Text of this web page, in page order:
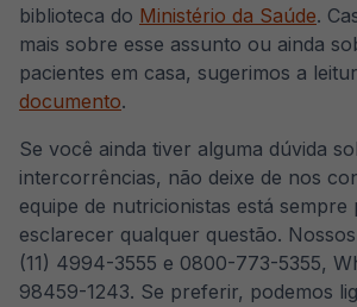
biblioteca do Ministério da Saúde.
mais sobre esse assunto ou ainda
pacientes em casa, sugerimos a
documento.
Se você ainda tiver alguma dúvida
intercorrências, não deixe de nos
equipe de nutricionistas está
esclarecer qualquer questão.
(11) 4994-3555 e 0800-773-5355,
98459-1243. Se preferir, podemos